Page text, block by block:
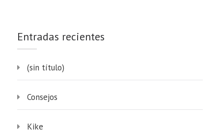
Entradas recientes
(sin título)
Consejos
Kike